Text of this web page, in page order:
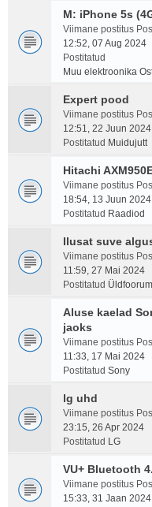
M: iPhone 5s
Viimane postitus
12:52, 07 Aug 2024
Postitatud
Muu elektroonika
Expert pood
Viimane postitus
12:51, 22 Juun 2024
Postitatud Muidujutt
Hitachi
Viimane postitus
18:54, 13 Juun 2024
Postitatud Raadiod
Ilusat suve
Viimane postitus
11:59, 27 Mai 2024
Postitatud Üldfoorum
Aluse kaelad
jaoks
Viimane postitus
11:33, 17 Mai 2024
Postitatud Sony
lg uhd
Viimane postitus
23:15, 26 Apr 2024
Postitatud LG
VU+ Bluetooth
Viimane postitus
15:33, 31 Jaan 2024